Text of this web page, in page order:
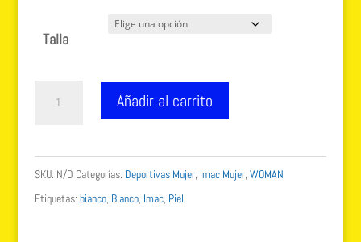
Talla
Añadir al carrito
SKU: N/D Categorías: Deportivas Mujer, Imac Mujer, WOMAN
Etiquetas: bianco, Blanco, Imac, Piel